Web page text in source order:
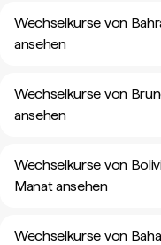
Wechselkurse von
ansehen
Wechselkurse von
ansehen
Wechselkurse von
Manat ansehen
Wechselkurse von